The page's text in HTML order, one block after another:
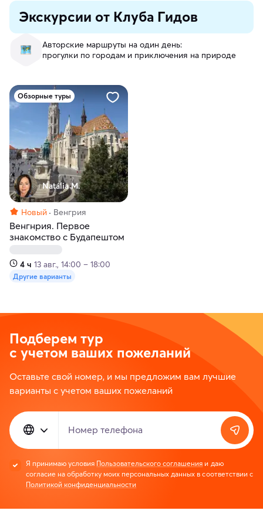
Экскурсии от Клуба Гидов
Авторские маршруты на один день:
прогулки по городам и приключения на природе
Обзорные туры
Natália M.
Новый Венгрия
Венгнрия. Первое
знакомство с Будапештом
4 ч 13 авг., 14:00 – 18:00
Другие варианты
Подберем тур
с учетом ваших пожеланий
Оставьте свой номер, и мы предложим вам лучшие
варианты с учетом ваших пожеланий
Номер телефона
Я принимаю условия Пользовательского соглашения и даю
согласие на обработку моих персональных данных в соответствии с
Политикой конфиденциальности